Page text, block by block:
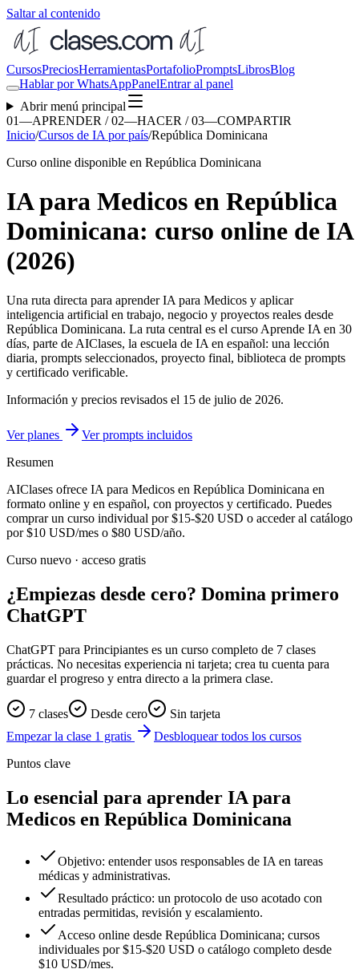
Saltar al contenido
CursosPreciosHerramientasPortafolioPromptsLibrosBlog
Hablar por WhatsAppPanelEntrar al panel
Abrir menú principal
01—APRENDER / 02—HACER / 03—COMPARTIR
Inicio/Cursos de IA por país/República Dominicana
Curso online disponible en República Dominicana
IA para Medicos en República
Dominicana: curso online de IA
(2026)
Una ruta directa para aprenderIA para Medicos y aplicar
inteligencia artificial en trabajo, negocio y proyectos reales desde
República Dominicana. La ruta central es el curso Aprende IA en 30
días, parte de AIClases, la escuela de IA en español: una lección
diaria, prompts seleccionados, proyecto final, biblioteca de prompts
y certificado verificable.
Información y precios revisados el 15 de julio de 2026.
Ver planes
Ver prompts incluidos
Resumen
AIClases ofrece IA para Medicos en República Dominicana en
formato online y en español, con proyectos y certificado. Puedes
comprar un curso individual por$15-$20 USD o acceder al catálogo
por$10 USD/mes o $80 USD/año.
Curso nuevo · acceso gratis
¿Empiezas desde cero? Domina primero
ChatGPT
ChatGPT para Principiantes es un curso completo de 7 clases
prácticas. No necesitas experiencia ni tarjeta; crea tu cuenta para
guardar el progreso y entra directo a la primera clase.
7 clases Desde cero
Sin tarjeta
Empezar la clase 1 gratis
Desbloquear todos los cursos
Puntos clave
Lo esencial para aprender IA para
Medicos en República Dominicana
Objetivo: entender usos responsables de IA en tareas
médicas y administrativas.
Resultado práctico: un protocolo de uso acotado con
entradas permitidas, revisión y escalamiento.
Acceso online desde República Dominicana; cursos
individuales por $15-$20 USD o catálogo completo desde
$10 USD/mes.